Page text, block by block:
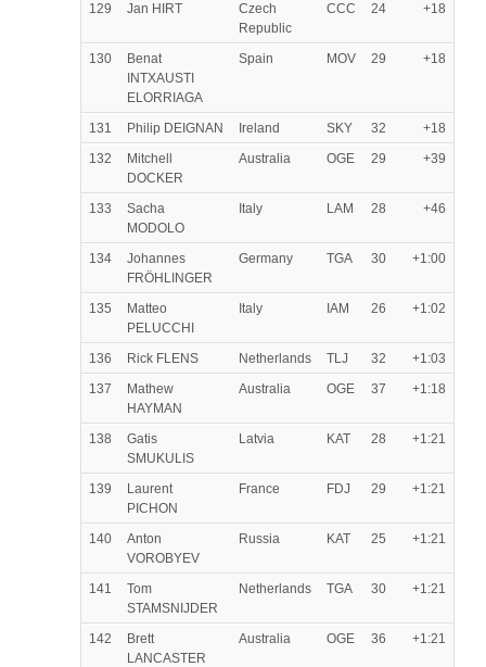
129 Jan HIRT
Czech
Republic
CCC 24 +18
130
Benat
INTXAUSTI
ELORRIAGA
Spain MOV 29 +18
131 Philip DEIGNAN Ireland SKY 32
+18
132
Mitchell
DOCKER
Australia OGE 29 +39
133
Sacha
MODOLO
Italy LAM 28 +46
134
Johannes
FRÖHLINGER
Germany TGA 30 +1:00
135
Matteo
PELUCCHI
Italy IAM 26 +1:02
136 Rick FLENS Netherlands TLJ 32
+1:03
137
Mathew
HAYMAN
Australia OGE 37 +1:18
138
Gatis
SMUKULIS
Latvia KAT 28 +1:21
139
Laurent
PICHON
France FDJ 29 +1:21
140
Anton
VOROBYEV
Russia KAT 25 +1:21
141
Tom
STAMSNIJDER
Netherlands TGA 30 +1:21
142
Brett
LANCASTER
Australia OGE 36 +1:21